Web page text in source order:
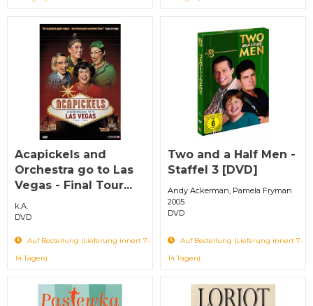
Acapickels and
Orchestra go to Las
Vegas - Final Tour...
k.A.
DVD
Auf Bestellung (Lieferung innert 7-
14 Tagen)
Two and a Half Men -
Staffel 3 [DVD]
Andy Ackerman, Pamela Fryman
2005
DVD
Auf Bestellung (Lieferung innert 7-
14 Tagen)